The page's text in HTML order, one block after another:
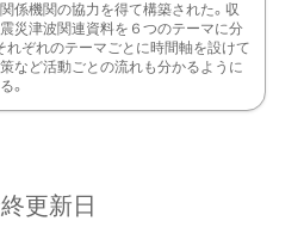
係機関の協力を得て構築された。収
災津波関連資料を６つのテーマに分
れぞれのテーマごとに時間軸を設けて
など活動ごとの流れも分かるように
。
更新日